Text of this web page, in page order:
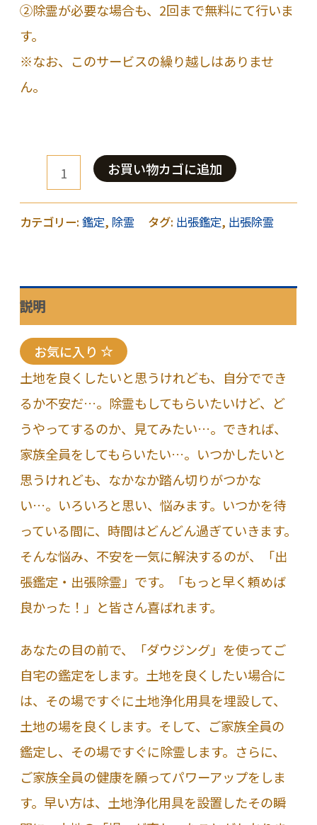
②除霊が必要な場合も、2回まで無料にて行いま
す。
※なお、このサービスの繰り越しはありませ
ん。
鑑
張
霊
（あ
な
た
の
目
の
で
で
き
す）
個
お買い物カゴに追加
カテゴリー:鑑定, 除霊 タグ: 出張鑑定, 出張除霊
説明
お気に入り
土地を良くしたいと思うけれども、自分ででき
るか不安だ…。除霊もしてもらいたいけど、ど
うやってするのか、見てみたい…。できれば、
家族全員をしてもらいたい…。いつかしたいと
思うけれども、なかなか踏ん切りがつかな
い…。いろいろと思い、悩みます。いつかを待
っている間に、時間はどんどん過ぎていきます。
そんな悩み、不安を一気に解決するのが、「出
張鑑定・出張除霊」です。「もっと早く頼めば
良かった！」と皆さん喜ばれます。
あなたの目の前で、「ダウジング」を使ってご
自宅の鑑定をします。土地を良くしたい場合に
は、その場ですぐに土地浄化用具を埋設して、
土地の場を良くします。そして、ご家族全員の
鑑定し、その場ですぐに除霊します。さらに、
ご家族全員の健康を願ってパワーアップをしま
す。早い方は、土地浄化用具を設置したその瞬